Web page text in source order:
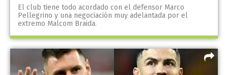
El club tiene todo acordado con el defensor Marco
Pellegrino y una negociación muy adelantada por el
extremo Malcom Braida.